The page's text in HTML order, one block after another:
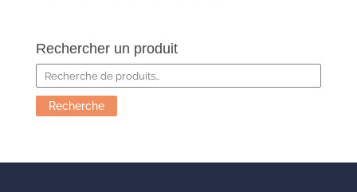
Rechercher un produit
Recherche
pour :
Recherche